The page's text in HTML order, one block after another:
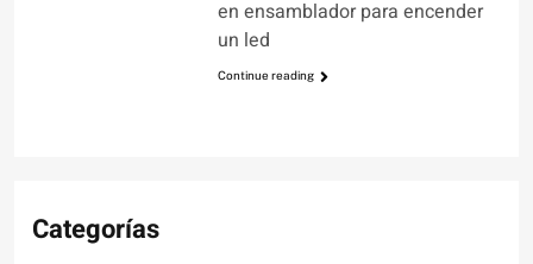
en ensamblador para encender
un led
Continue reading
Categorías